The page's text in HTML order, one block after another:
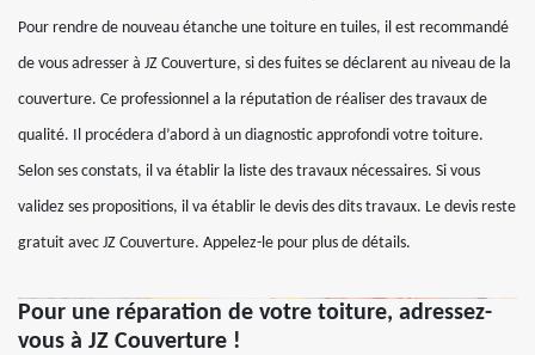
Pour rendre de nouveau étanche une toiture en tuiles, il est recommandé
de vous adresser à JZ Couverture, si des fuites se déclarent au niveau de la
couverture. Ce professionnel a la réputation de réaliser des travaux de
qualité. Il procédera d’abord à un diagnostic approfondi votre toiture.
Selon ses constats, il va établir la liste des travaux nécessaires. Si vous
validez ses propositions, il va établir le devis des dits travaux. Le devis reste
gratuit avec JZ Couverture. Appelez-le pour plus de détails.
Pour une réparation de votre toiture, adressez-
vous à JZ Couverture !